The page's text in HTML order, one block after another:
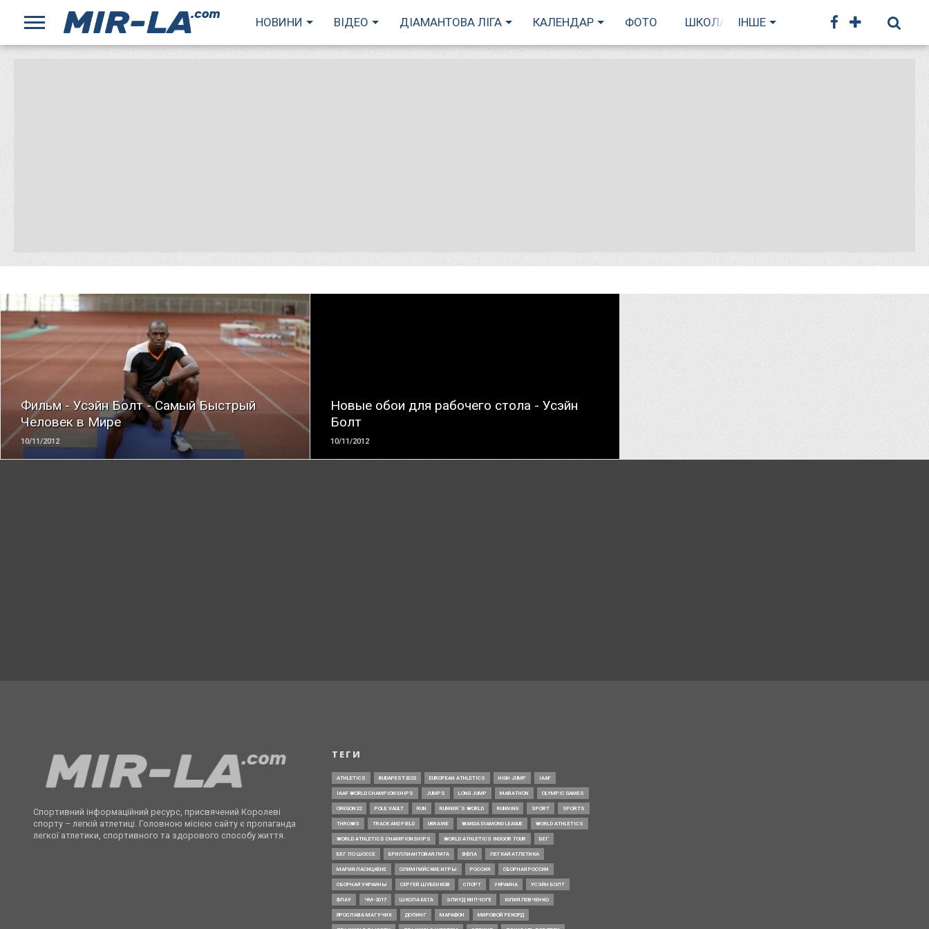
НОВИНИ ВІДЕО ДІАМАНТОВА ЛІГА КАЛЕНДАР ФОТО ШКОЛА БІГУ
ІНШЕ
Фильм - Усэйн Болт - Самый Быстрый
Человек в Мире
10/11/2012
ЧИТАТЬ
Новые обои для рабочего стола - Усэйн
Болт
10/11/2012
Спортивний інформаційний ресурс, присвячений Королеві
спорту – легкій атлетиці. Головною місією сайту є пропаганда
легкої атлетики, спортивного та здорового способу життя.
ТЕГИ
ATHLETICS BUDAPEST2023 EUROPEAN ATHLETICS HIGH JUMP IAAF
IAAF WORLD CHAMPIONSHIPS JUMPS LONG JUMP MARATHON OLYMPIC GAMES
OREGON22 POLE VAULT RUN RUNNER’S WORLD RUNNING SPORT SPORTS
THROWS TRACK AND FIELD UKRAINE WANDA DIAMOND LEAGUE WORLD ATHLETICS
WORLD ATHLETICS CHAMPIONSHIPS WORLD ATHLETICS INDOOR TOUR БЕГ
БЕГ ПО ШОССЕ БРИЛЛИАНТОВАЯ ЛИГА ВФЛА ЛЕГКАЯ АТЛЕТИКА
МАРИЯ ЛАСИЦКЕНЕ ОЛИМПИЙСКИЕ ИГРЫ РОССИЯ СБОРНАЯ РОССИИ
СБОРНАЯ УКРАИНЫ СЕРГЕЙ ШУБЕНКОВ СПОРТ УКРАИНА УСЭЙН БОЛТ
ФЛАУ ЧМ-2017 ШКОЛА БЕГА ЭЛИУД КИПЧОГЕ ЮЛИЯ ЛЕВЧЕНКО
ЯРОСЛАВА МАГУЧИХ ДОПИНГ МАРАФОН МИРОВОЙ РЕКОРД